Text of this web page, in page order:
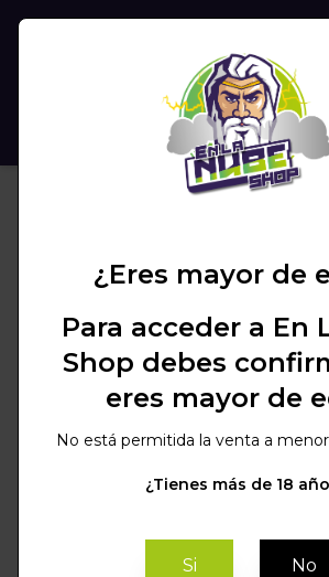
¿Eres mayor de
Para acceder a En
Shop debes
eres mayor de
No está permitida la venta a
¿Tienes más de 18
Si No